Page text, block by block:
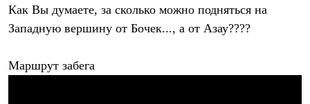
Брюки
Утепленная синтетикой
Комбинезоны
Брюки
Лёгкая одежда
Как Вы думаете, за сколько можно подняться на
Западную вершину от Бочек..., а от Азау????
Маршрут забега